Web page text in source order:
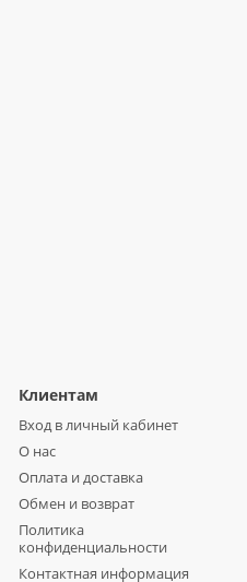
Клиентам
Вход в личный кабинет
О нас
Оплата и доставка
Обмен и возврат
Политика
конфиденциальности
Контактная информация